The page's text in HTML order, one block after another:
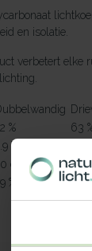
en isolatie.
verbetert elke
% 63
W/m²K
dB 22
% 71 %